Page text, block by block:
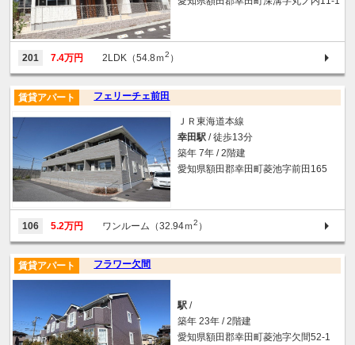
201 7.4万円 2LDK（54.8ｍ2 ）
フェリーチェ前田
賃貸アパート
ＪＲ東海道本線
幸田駅 / 徒歩13分
築年 7年 / 2階建
愛知県額田郡幸田町菱池字前田165
106 5.2万円 ワンルーム（32.94ｍ2 ）
フラワー欠間
賃貸アパート
駅 /
築年 23年 / 2階建
愛知県額田郡幸田町菱池字欠間52-1